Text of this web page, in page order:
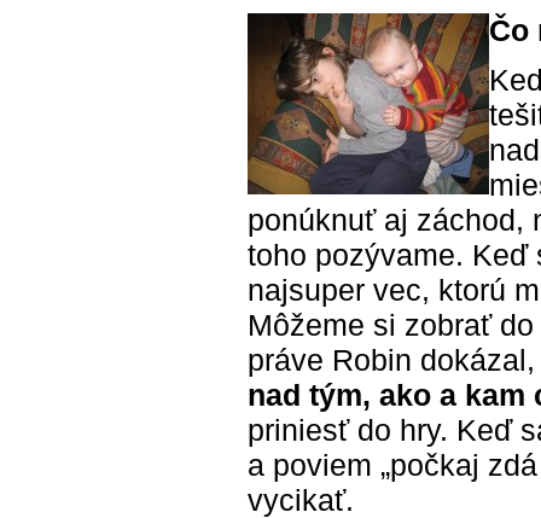
Čo
ponúknuť aj záchod,
toho pozývame.
najsuper vec, ktorú
Môžeme si zobrať
práve Robin
nad tým, ako a
priniesť do hry. Keď
a poviem „počkaj
vycikať.